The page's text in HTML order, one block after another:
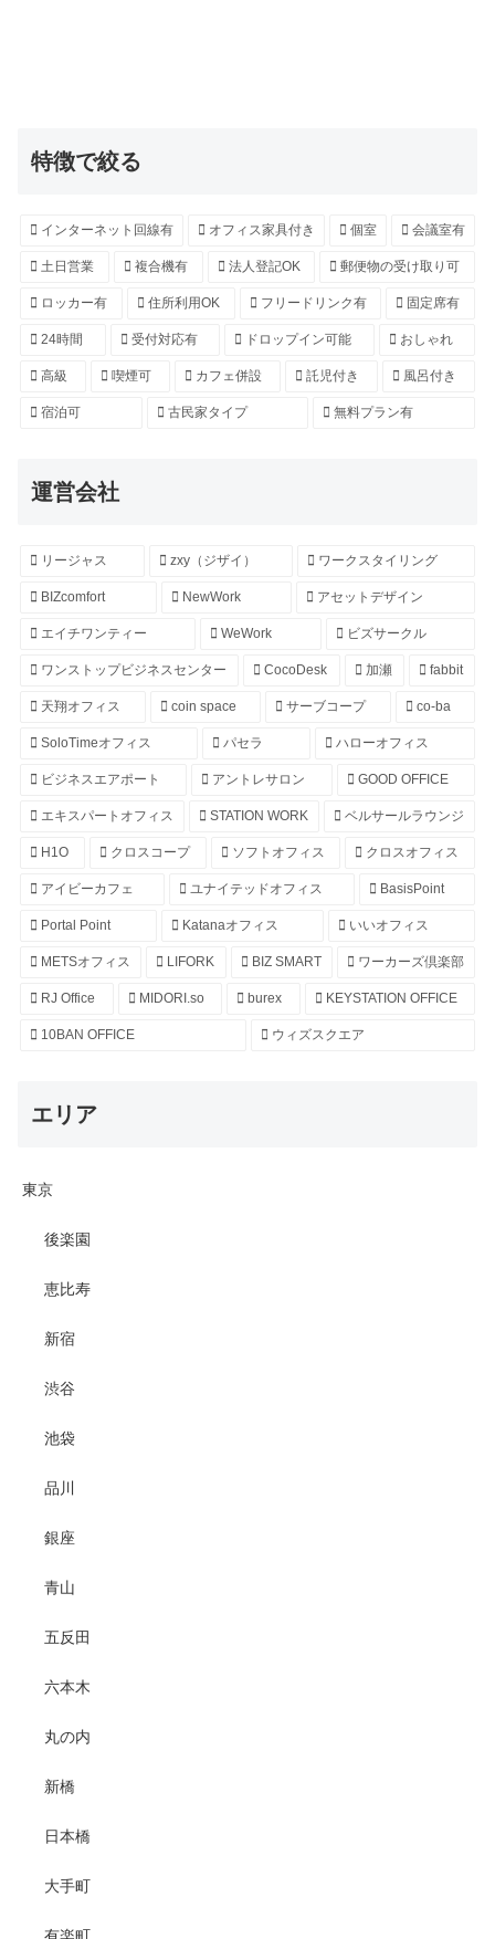
特徴で絞る
インターネット回線有 オフィス家具付き 個室 会議室有
土日営業 複合機有 法人登記OK 郵便物の受け取り可
ロッカー有 住所利用OK フリードリンク有 固定席有
24時間 受付対応有 ドロップイン可能 おしゃれ
高級 喫煙可 カフェ併設 託児付き 風呂付き
宿泊可 古民家タイプ 無料プラン有
運営会社
リージャス zxy（ジザイ） ワークスタイリング
BIZcomfort NewWork アセットデザイン
エイチワンティー WeWork ビズサークル
ワンストップビジネスセンター CocoDesk 加瀬 fabbit
天翔オフィス coin space サーブコープ co-ba
SoloTimeオフィス パセラ ハローオフィス
ビジネスエアポート アントレサロン GOOD OFFICE
エキスパートオフィス STATION WORK ベルサールラウンジ
H1O クロスコープ ソフトオフィス クロスオフィス
アイビーカフェ ユナイテッドオフィス BasisPoint
Portal Point Katanaオフィス いいオフィス
METSオフィス LIFORK BIZ SMART ワーカーズ倶楽部
RJ Office MIDORI.so burex KEYSTATION OFFICE
10BAN OFFICE ウィズスクエア
エリア
東京
後楽園
恵比寿
新宿
渋谷
池袋
品川
銀座
青山
五反田
六本木
丸の内
新橋
日本橋
大手町